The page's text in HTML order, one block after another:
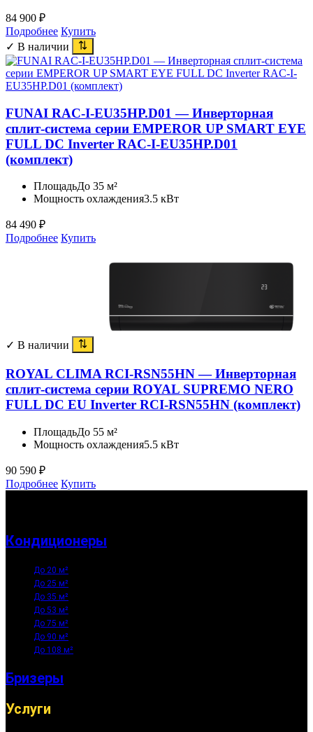
84 900 ₽
Подробнее Купить
✓ В наличии
FUNAI RAC-I-EU35HP.D01 — Инверторная
сплит-система серии EMPEROR UP SMART EYE
FULL DC Inverter RAC-I-EU35HP.D01
(комплект)
ПлощадьДо 35 м²
Мощность охлаждения3.5 кВт
84 490 ₽
Подробнее Купить
✓ В наличии
ROYAL CLIMA RCI-RSN55HN — Инверторная
сплит-система серии ROYAL SUPREMO NERO
FULL DC EU Inverter RCI-RSN55HN (комплект)
ПлощадьДо 55 м²
Мощность охлаждения5.5 кВт
90 590 ₽
Подробнее Купить
Кондиционеры
До 20 м²
До 25 м²
До 35 м²
До 53 м²
До 75 м²
До 90 м²
До 108 м²
Бризеры
Услуги